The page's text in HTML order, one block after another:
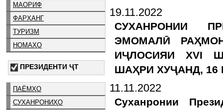
МАОРИФ
ФАРҲАНГ
ТУРИЗМ
НОМАҲО
ПРЕЗИДЕНТИ ҶТ
ПАЁМҲО
СУХАНРОНИҲО
19.11.2022
СУХАНРОНИИ
ЭМОМАЛӢ
ИҶЛОСИЯИ XVI
ШАҲРИ ХУҶАНД, 16
11.11.2022
Суханронии